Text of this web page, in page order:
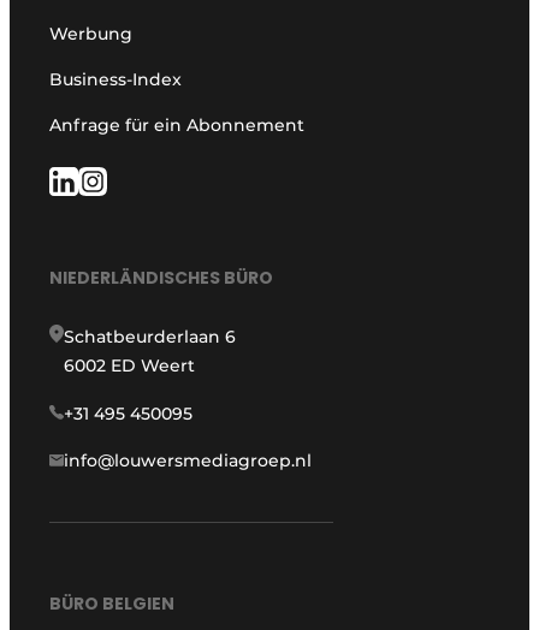
Werbung
Business-Index
Anfrage für ein Abonnement
NIEDERLÄNDISCHES BÜRO
Schatbeurderlaan 6
6002 ED Weert
+31 495 450095
info@louwersmediagroep.nl
BÜRO BELGIEN